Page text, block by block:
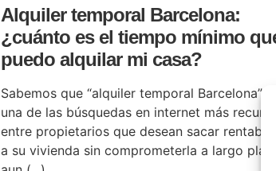
Alquiler temporal Barcelona:
¿cuánto es el tiempo mínimo
puedo alquilar mi casa?
Sabemos que “alquiler temporal Barcelona” es
una de las búsquedas en internet más
entre propietarios que desean sacar
a su vivienda sin comprometerla a largo